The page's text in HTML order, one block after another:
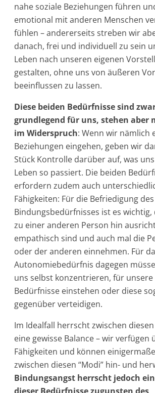
nahe soziale Beziehungen führen
emotional mit anderen Menschen
fühlen – andererseits streben wir
danach, frei und individuell zu sein
Leben nach unseren eigenen
gestalten, ohne uns von äußeren
beeinflussen zu lassen.
Diese beiden Bedürfnisse sind
grundlegend für uns, stehen aber
im Widerspruch: Wenn wir nämlich
Beziehungen eingehen, geben wir
Stück Kontrolle darüber auf, was
Leben so passiert. Die beiden
erfordern zudem auch
Fähigkeiten: Für die Befriedigung des
Bindungsbedürfnisses ist es wichtig,
zu einer anderen Person hin
empathisch sind und auch mal die
oder der anderen einnehmen. Für
Autonomiebedürfnis dagegen
uns selbst konzentrieren, für unsere
Bedürfnisse einstehen oder diese
gegenüber verteidigen.
Im Idealfall herrscht zwischen
eine gewisse Balance – wir verfügen
Fähigkeiten und können
zwischen diesen “Modi” hin- und
Bindungsangst herrscht jedoch